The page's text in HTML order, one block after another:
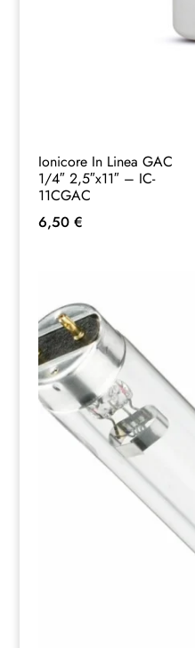
Ionicore In Linea GAC
1/4″ 2,5″x11″ – IC-
11CGAC
6,50 €